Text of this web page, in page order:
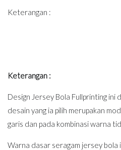
Keterangan :
Keterangan :
Design Jersey Bola Fullprinting ini
desain yang ia pilih merupakan
garis dan pada kombinasi warna
Warna dasar seragam jersey bola